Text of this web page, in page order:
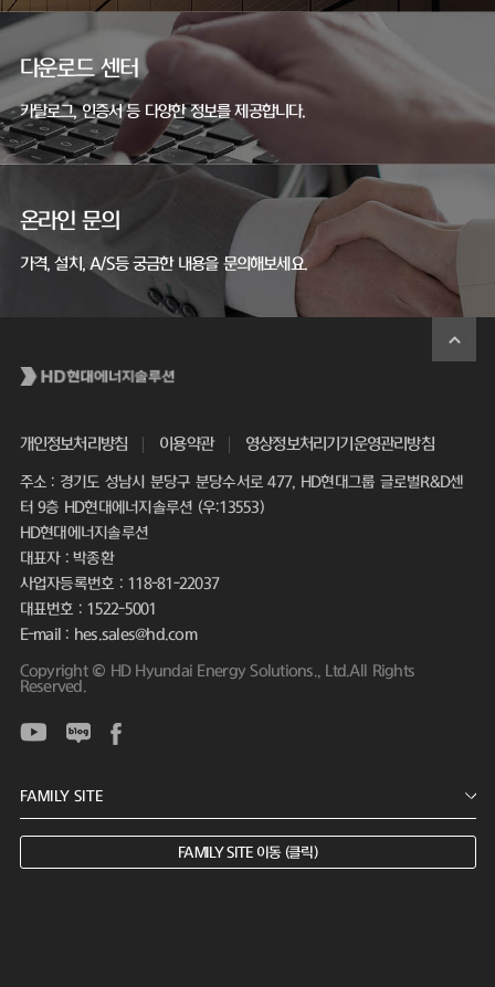
다운로드 센터
카탈로그, 인증서 등 다양한 정보를 제공합니다.
온라인 문의
가격, 설치, A/S등 궁금한 내용을 문의해보세요.
개인정보처리방침 이용약관 영상정보처리기기운영관리방침
주소 : 경기도 성남시 분당구 분당수서로 477, HD현대그룹 글로벌R&D센
터 9층 HD현대에너지솔루션 (우:13553)
HD현대에너지솔루션
대표자 : 박종환
사업자등록번호 : 118-81-22037
대표번호 : 1522-5001
E-mail : hes.sales@hd.com
Copyright © HD Hyundai Energy Solutions., Ltd.All Rights
Reserved.
FAMILY SITE 이동 (클릭)